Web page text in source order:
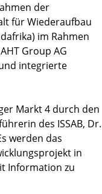
der
für Wiederaufbau
im Rahmen
Group AG
integrierte
Markt 4 durch den
des ISSAB, Dr.
werden das
in
Information zu